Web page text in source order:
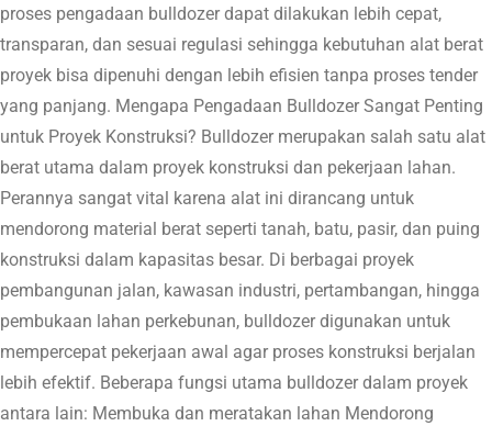
proses pengadaan bulldozer dapat dilakukan lebih cepat,
transparan, dan sesuai regulasi sehingga kebutuhan alat berat
proyek bisa dipenuhi dengan lebih efisien tanpa proses tender
yang panjang. Mengapa Pengadaan Bulldozer Sangat Penting
untuk Proyek Konstruksi? Bulldozer merupakan salah satu alat
berat utama dalam proyek konstruksi dan pekerjaan lahan.
Perannya sangat vital karena alat ini dirancang untuk
mendorong material berat seperti tanah, batu, pasir, dan puing
konstruksi dalam kapasitas besar. Di berbagai proyek
pembangunan jalan, kawasan industri, pertambangan, hingga
pembukaan lahan perkebunan, bulldozer digunakan untuk
mempercepat pekerjaan awal agar proses konstruksi berjalan
lebih efektif. Beberapa fungsi utama bulldozer dalam proyek
antara lain: Membuka dan meratakan lahan Mendorong